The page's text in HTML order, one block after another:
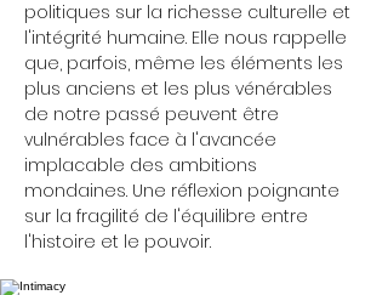
politiques sur la richesse culturelle et
l'intégrité humaine. Elle nous rappelle
que, parfois, même les éléments les
plus anciens et les plus vénérables
de notre passé peuvent être
vulnérables face à l'avancée
implacable des ambitions
mondaines. Une réflexion poignante
sur la fragilité de l'équilibre entre
l'histoire et le pouvoir.